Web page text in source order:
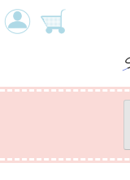
Skip